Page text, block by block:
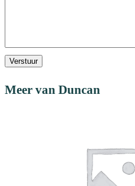
Verstuur
Meer van Duncan